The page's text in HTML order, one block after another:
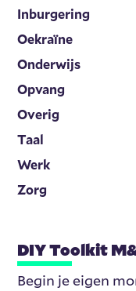
Inburgering
Oekraïne
Onderwijs
Opvang
Overig
Taal
Werk
Zorg
DIY Toolkit
Begin je eigen